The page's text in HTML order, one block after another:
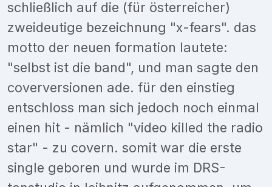
schließlich auf die (für österreicher)
zweideutige bezeichnung "x-fears". das
motto der neuen formation lautete:
"selbst ist die band", und man sagte den
coverversionen ade. für den einstieg
entschloss man sich jedoch noch einmal
einen hit - nämlich "video killed the radio
star" - zu covern. somit war die erste
single geboren und wurde im DRS-